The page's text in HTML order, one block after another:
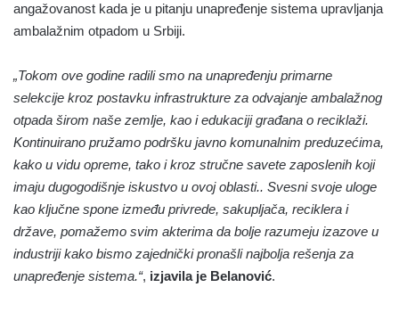
angažovanost kada je u pitanju unapređenje sistema upravljanja
ambalažnim otpadom u Srbiji.
„Tokom ove godine radili smo na unapređenju primarne
selekcije kroz postavku infrastrukture za odvajanje ambalažnog
otpada širom naše zemlje, kao i edukaciji građana o reciklaži.
Kontinuirano pružamo podršku javno komunalnim preduzećima,
kako u vidu opreme, tako i kroz stručne savete zaposlenih koji
imaju dugogodišnje iskustvo u ovoj oblasti.. Svesni svoje uloge
kao ključne spone između privrede, sakupljača, reciklera i
države, pomažemo svim akterima da bolje razumeju izazove u
industriji kako bismo zajednički pronašli najbolja rešenja za
unapređenje sistema.“, izjavila je Belanović.